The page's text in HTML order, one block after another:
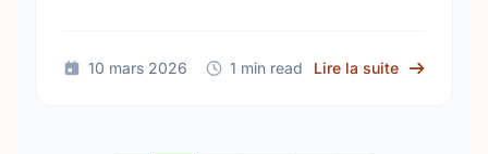
10 mars 2026 1 min read Lire la suite sur